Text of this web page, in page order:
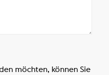
möchten, können Sie